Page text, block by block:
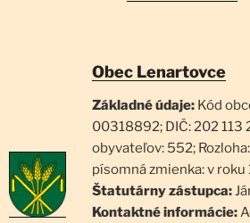
Obec Lenartovce
Základné údaje: Kód
00318892; DIČ: 202 113
obyvateľov: 552;
písomná zmienka: v roku
Štatutárny zástupca:
Kontaktné informácie: